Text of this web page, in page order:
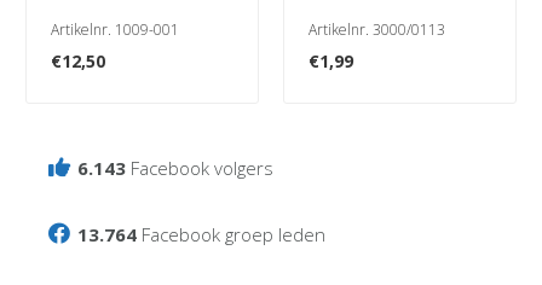
Artikelnr. 1009-001
€12,50
Artikelnr. 3000/0113
€1,99
6.143 Facebook volgers
13.764 Facebook groep leden